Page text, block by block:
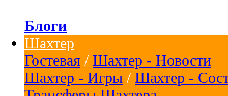
Блоги
Шахтер
Гостевая / Шахтер - Новости
Шахтер - Игры / Шахтер -